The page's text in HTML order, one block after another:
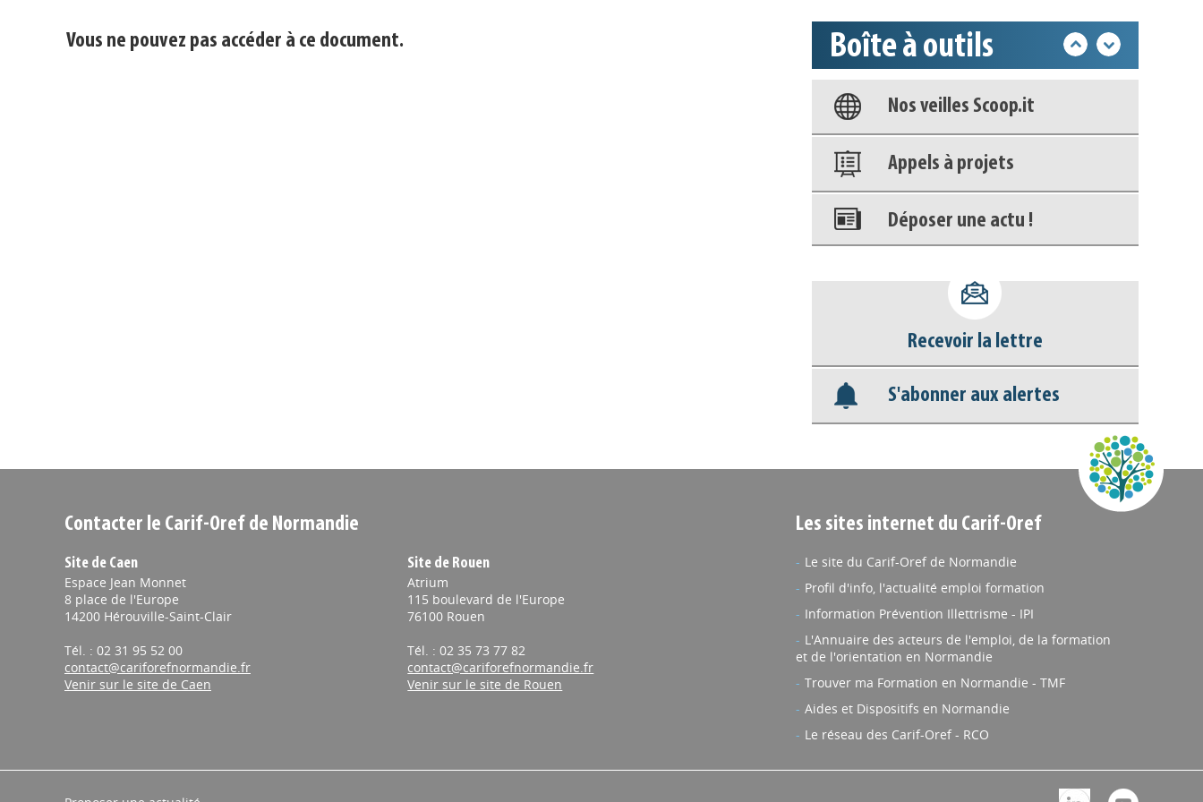
Vous ne pouvez pas accéder à ce document. Boîte à outils
Base documentaire
Nos veilles Scoop.it
Appels à projets
Déposer une actu !
déconnecter)
Base documentaire
Nos veilles Scoop.it
Recevoir la lettre
S'abonner aux alertes
Contacter le Carif-Oref de Normandie
Site de Caen
Espace Jean Monnet
8 place de l'Europe
14200 Hérouville-Saint-Clair
Tél. : 02 31 95 52 00
contact@cariforefnormandie.fr
Venir sur le site de Caen
Site de Rouen
Atrium
115 boulevard de l'Europe
76100 Rouen
Tél. : 02 35 73 77 82
contact@cariforefnormandie.fr
Venir sur le site de Rouen
Les sites internet du Carif-Oref
Le site du Carif-Oref de Normandie
Profil d'info, l'actualité emploi formation
Information Prévention Illettrisme - IPI
L'Annuaire des acteurs de l'emploi, de la formation
et de l'orientation en Normandie
Trouver ma Formation en Normandie - TMF
Aides et Dispositifs en Normandie
Le réseau des Carif-Oref - RCO